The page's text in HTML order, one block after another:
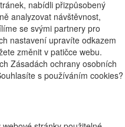
nabídli přizpůsobený
analyzovat návštěvnost,
se svými partnery pro
nastavení upravíte odkazem
změnit v patičce webu.
Zásadách ochrany osobních
s používáním cookies?